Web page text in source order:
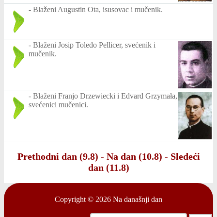
- Blaženi Augustin Ota, isusovac i mučenik.
- Blaženi Josip Toledo Pellicer, svećenik i
mučenik.
- Blaženi Franjo Drzewiecki i Edvard Grzymała,
svećenici mučenici.
Prethodni dan (9.8) - Na dan (10.8) - Sledeći
dan (11.8)
Copyright © 2026 Na današnji dan